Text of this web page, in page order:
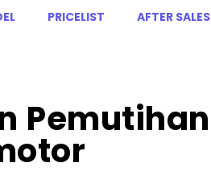
PRICELIST AFTER SALES
Pemutihan